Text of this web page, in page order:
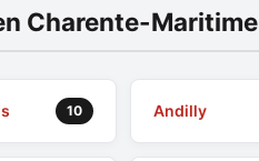
Charente-Maritime
10 Andilly